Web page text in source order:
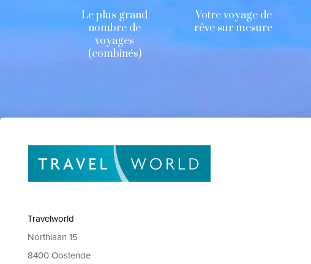
Le plus grand
nombre de
voyages
(combinés)
Votre voyage de
rêve sur mesure
Travelworld
Northlaan 15
8400 Oostende